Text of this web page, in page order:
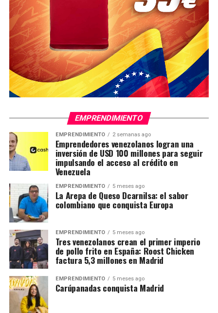
EMPRENDIMIENTO
EMPRENDIMIENTO 2 semanas ago
Emprendedores venezolanos logran una
inversión de USD 100 millones para seguir
impulsando el acceso al crédito en
Venezuela
EMPRENDIMIENTO 5 meses ago
La Arepa de Queso Dcarnilsa: el sabor
colombiano que conquista Europa
EMPRENDIMIENTO 5 meses ago
Tres venezolanos crean el primer imperio
de pollo frito en España: Roost Chicken
factura 5,3 millones en Madrid
EMPRENDIMIENTO 5 meses ago
Carúpanadas conquista Madrid